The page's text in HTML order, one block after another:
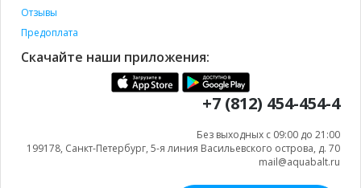
Отзывы
Предоплата
Скачайте наши приложения:
+7 (812) 454-454-4
Без выходных с 09:00 до 21:00
199178, Санкт-Петербург, 5-я линия Васильевского острова, д. 70
mail@aquabalt.ru